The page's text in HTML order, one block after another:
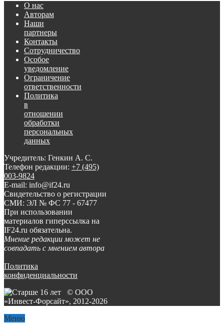
О нас
Авторам
Наши
партнеры
Контакты
Сотрудничество
Особое
уведомление
Ограничение
ответственности
Политика
в
отношении
обработки
персональных
данных
Учредитель: Генкин А. С.
Телефон редакции: +7 (495)
003-9824
E-mail: info@if24.ru
Свидетельство о регистрации
СМИ: ЭЛ № ФС 77 - 67477
При использовании
материалов гиперссылка на
IF24.ru обязательна.
Мнение редакции может не
совпадать с мнением автора
Политика
конфиденциальности
© ООО
«Инвест-Форсайт», 2012-2026
Меню